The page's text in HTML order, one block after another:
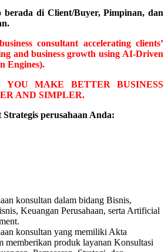
berada di Client/Buyer, Pimpinan, dan
consultant accelerating clients’
and business growth using AI-Driven
Engines).
YOU MAKE BETTER BUSINESS
AND SIMPLER.
perusahaan Anda:
konsultan dalam bidang Bisnis,
Keuangan Perusahaan, serta Artificial
konsultan yang memiliki Akta
memberikan produk layanan Konsultasi